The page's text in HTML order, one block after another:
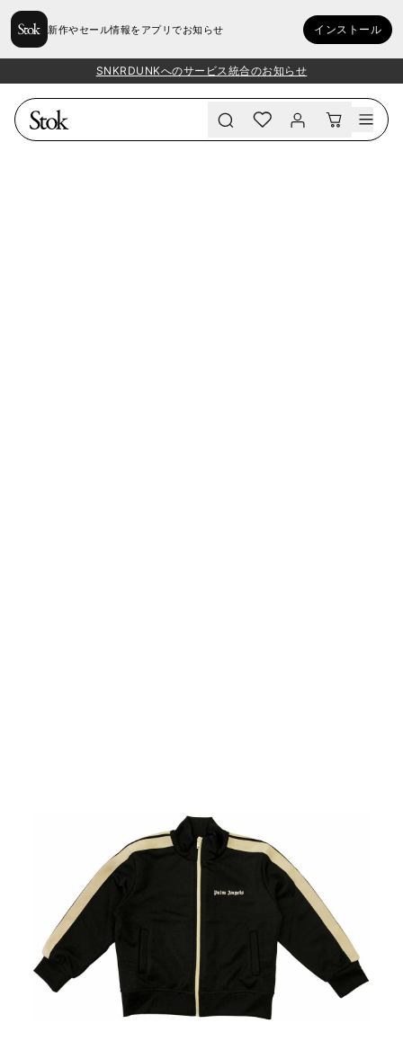
新作やセール情報をアプリでお知らせ インストール
SNKRDUNKへのサービス統合のお知らせ